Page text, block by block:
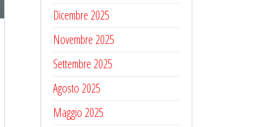
Dicembre 2025
Novembre 2025
Settembre 2025
Agosto 2025
Maggio 2025